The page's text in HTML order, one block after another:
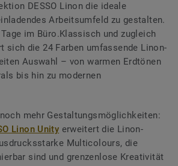
DESSO Linon die ideale
Arbeitsumfeld zu gestalten.
im Büro.Klassisch und zugleich
sich die 24 Farben umfassende Linon-
Auswahl – von warmen Erdtönen
bis hin zu modernen
mehr Gestaltungsmöglichkeiten:
Linon Unity erweitert die Linon-
Multicolours, die
sind und grenzenlose Kreativität